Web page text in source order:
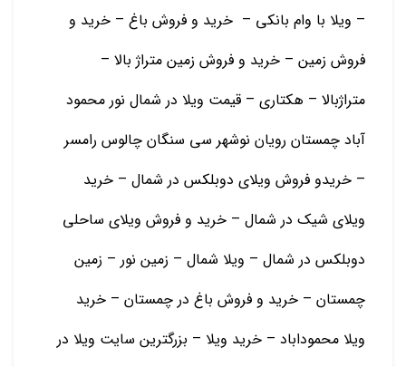
– ویلا با وام بانکی – خرید و فروش باغ – خرید و
فروش زمین – خرید و فروش زمین متراژ بالا –
متراژبالا – هکتاری – قیمت ویلا در شمال نور محمود
آباد چمستان رویان نوشهر سی سنگان چالوس رامسر
– خریدو فروش ویلای دوبلکس در شمال – خرید
ویلای شیک در شمال – خرید و فروش ویلای ساحلی
دوبلکس در شمال – ویلا شمال – زمین نور – زمین
چمستان – خرید و فروش باغ در چمستان – خرید
ویلا محموداباد – خرید ویلا – بزرگترین سایت ویلا در